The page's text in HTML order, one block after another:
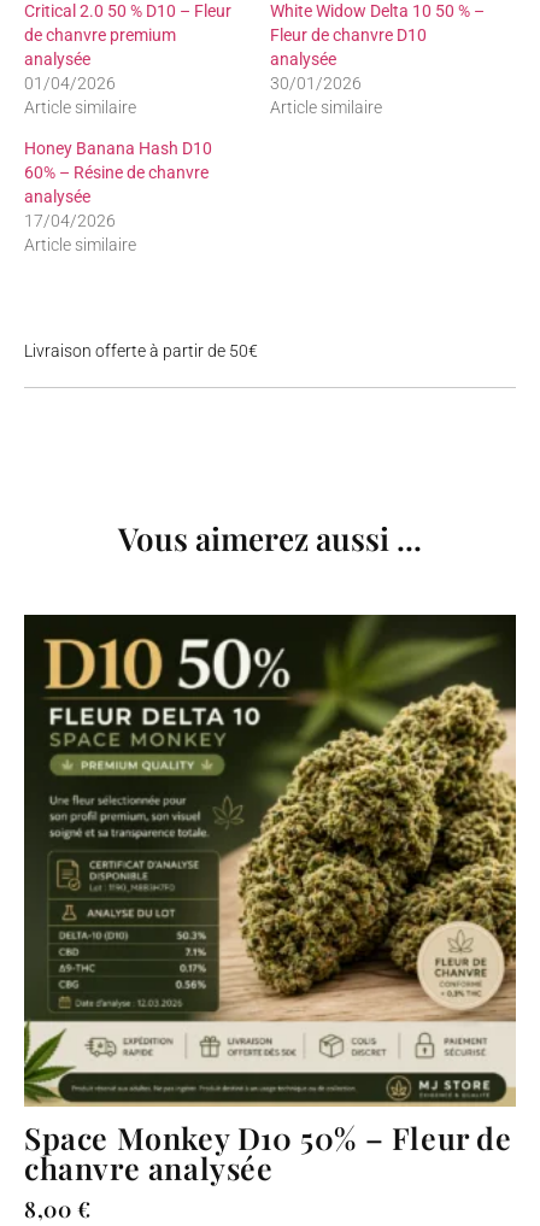
Critical 2.0 50 % D10 – Fleur
de chanvre premium
analysée
01/04/2026
Article similaire
White Widow Delta 10 50 % –
Fleur de chanvre D10
analysée
30/01/2026
Article similaire
Honey Banana Hash D10
60% – Résine de chanvre
analysée
17/04/2026
Article similaire
Livraison offerte à partir de 50€
Vous aimerez aussi ...
Space Monkey D10 50% – Fleur de
chanvre analysée
8,00 €